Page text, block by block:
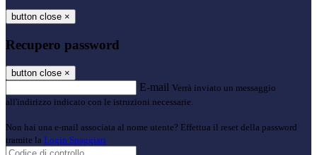
button close ×
Recupero password
button close ×
E-mail Verrà inviato un messaggio
all'indirizzo indicato con le istruzioni necessarie.
Non hai una e-mail associata al nome utente? Effettua il reset della password
tramite la Login Spaggiari